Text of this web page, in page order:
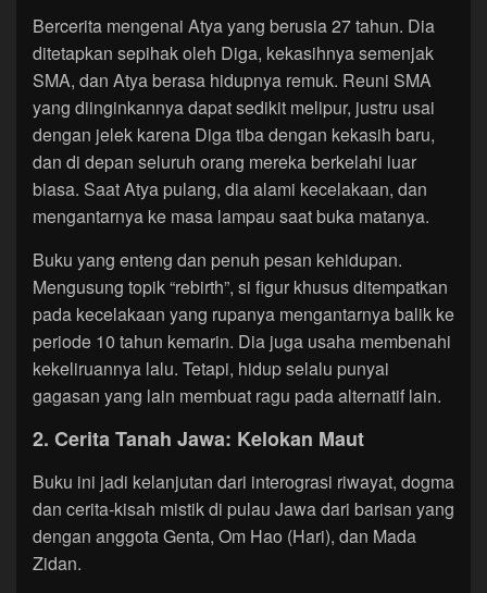
Bercerita mengenai Atya yang berusia 27 tahun. Dia
ditetapkan sepihak oleh Diga, kekasihnya semenjak
SMA, dan Atya berasa hidupnya remuk. Reuni SMA
yang diinginkannya dapat sedikit melipur, justru usai
dengan jelek karena Diga tiba dengan kekasih baru,
dan di depan seluruh orang mereka berkelahi luar
biasa. Saat Atya pulang, dia alami kecelakaan, dan
mengantarnya ke masa lampau saat buka matanya.
Buku yang enteng dan penuh pesan kehidupan.
Mengusung topik “rebirth”, si figur khusus ditempatkan
pada kecelakaan yang rupanya mengantarnya balik ke
periode 10 tahun kemarin. Dia juga usaha membenahi
kekeliruannya lalu. Tetapi, hidup selalu punyai
gagasan yang lain membuat ragu pada alternatif lain.
2. Cerita Tanah Jawa: Kelokan Maut
Buku ini jadi kelanjutan dari interograsi riwayat, dogma
dan cerita-kisah mistik di pulau Jawa dari barisan yang
dengan anggota Genta, Om Hao (Hari), dan Mada
Zidan.